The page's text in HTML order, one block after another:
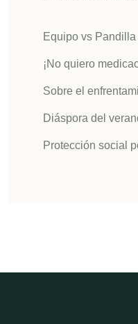
Equipo vs Pandilla
¡No quiero
Sobre el
Diáspora del
Protección social